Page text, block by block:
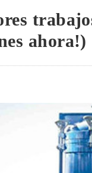
ahora!)